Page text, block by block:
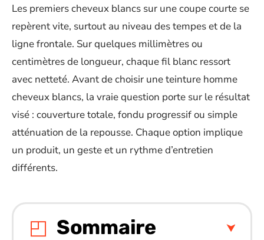
Les premiers cheveux blancs sur une coupe courte se
repèrent vite, surtout au niveau des tempes et de la
ligne frontale. Sur quelques millimètres ou
centimètres de longueur, chaque fil blanc ressort
avec netteté. Avant de choisir une teinture homme
cheveux blancs, la vraie question porte sur le résultat
visé : couverture totale, fondu progressif ou simple
atténuation de la repousse. Chaque option implique
un produit, un geste et un rythme d’entretien
différents.
Sommaire